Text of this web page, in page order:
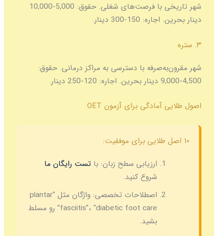
شهر تاریخی با فرصت‌های شغلی. حقوق: 5,000-10,000
دینار بحرین. اجاره: 150-300 دینار.
۳. ستره
شهر مقرون‌به‌صرفه با دسترسی به مراکز درمانی. حقوق:
4,500-9,000 دینار بحرین. اجاره: 120-250 دینار.
اصول طلایی آمادگی برای آزمون OET
۱۰ اصل طلایی برای موفقیت:
ارزیابی سطح زبان: باتست رایگان ما
شروع کنید.
اصطلاحات تخصصی:
واژگان مثل “plantar
fasciitis”، “diabetic foot care” رو مسلط
بشید.